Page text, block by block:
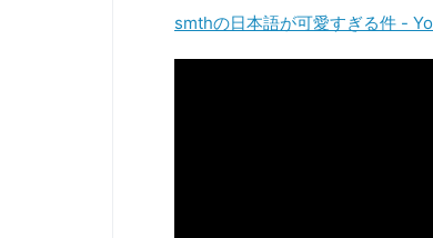
smthの日本語が可愛すぎる件 -